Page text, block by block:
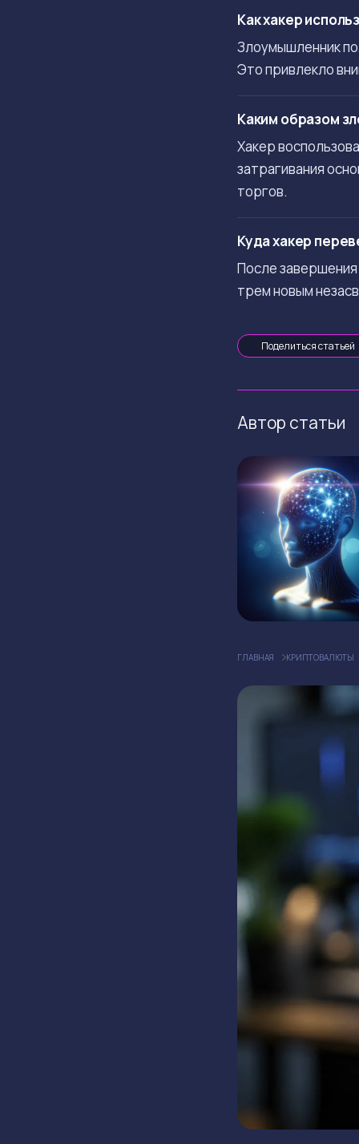
Как хакер
Злоумышленник
Это привлекло
Каким образом
Хакер
затрагивания
торгов.
Куда хакер
После
трем новым
Поделиться статьей
Автор статьи
ГЛАВНАЯ КРИПТОВАЛЮТЫ